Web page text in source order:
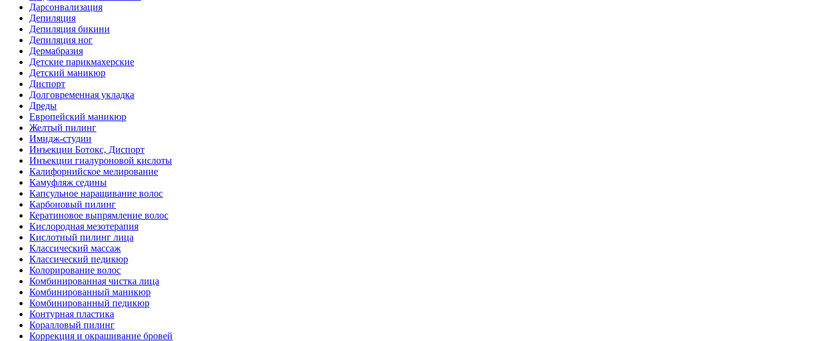
Дарсонвализация
Депиляция
Депиляция бикини
Депиляция ног
Дермабразия
Детские парикмахерские
Детский маникюр
Диспорт
Долговременная укладка
Дреды
Европейский маникюр
Желтый пилинг
Имидж-студии
Инъекции Ботокс, Диспорт
Инъекции гиалуроновой кислоты
Калифорнийское мелирование
Камуфляж седины
Капсульное наращивание волос
Карбоновый пилинг
Кератиновое выпрямление волос
Кислородная мезотерапия
Кислотный пилинг лица
Классический массаж
Классический педикюр
Колорирование волос
Комбинированная чистка лица
Комбинированный маникюр
Комбинированный педикюр
Контурная пластика
Коралловый пилинг
Коррекция и окрашивание бровей